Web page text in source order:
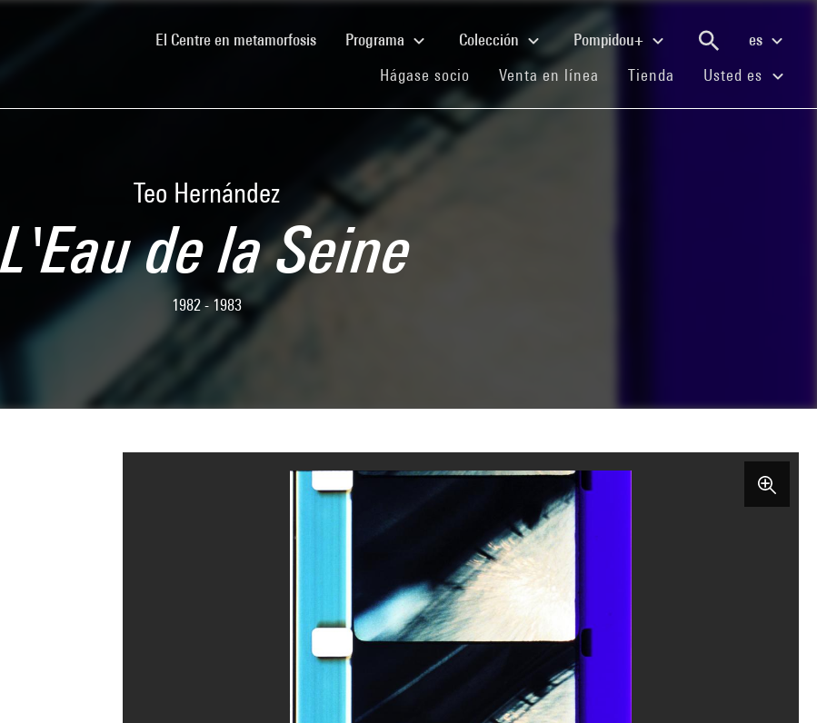
El Centre en metamorfosis(current)Programa Colección Pompidou+
es
Hágase socio (current)
Venta en línea (current)
Tienda (current)
Usted es
Teo Hernández
L'Eau de la Seine
1982 - 1983